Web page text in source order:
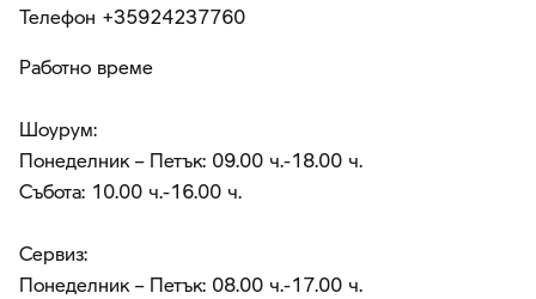
Teлефон +35924237760
Работно време
Шоурум:
Понеделник – Петък: 09.00 ч.-18.00 ч.
Събота: 10.00 ч.-16.00 ч.
Сервиз:
Понеделник – Петък: 08.00 ч.-17.00 ч.